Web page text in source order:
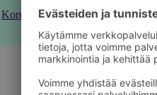
Korut